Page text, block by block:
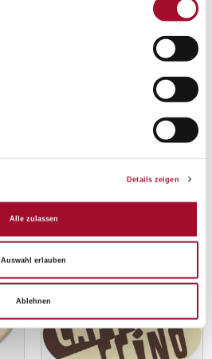
Details zeigen
Alle zulassen
Auswahl erlauben
Ablehnen
Schoko-Dekor Batida de
Côco
ANSEHEN